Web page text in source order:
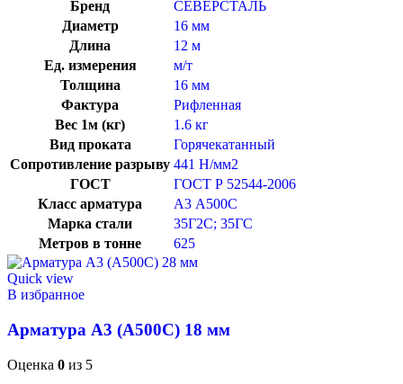
Бренд
СЕВЕРСТАЛЬ
Диаметр
16 мм
Длина
12 м
Ед. измерения
м/т
Толщина
16 мм
Фактура
Рифленная
Вес 1м (кг)
1.6 кг
Вид проката
Горячекатанный
Сопротивление разрыву 441 Н/мм2
ГОСТ
ГОСТ Р 52544-2006
Класс арматура
А3 А500С
Марка стали
35Г2С; 35ГС
Метров в тонне
625
Quick view
В избранное
Арматура А3 (А500С) 18 мм
Оценка 0 из 5